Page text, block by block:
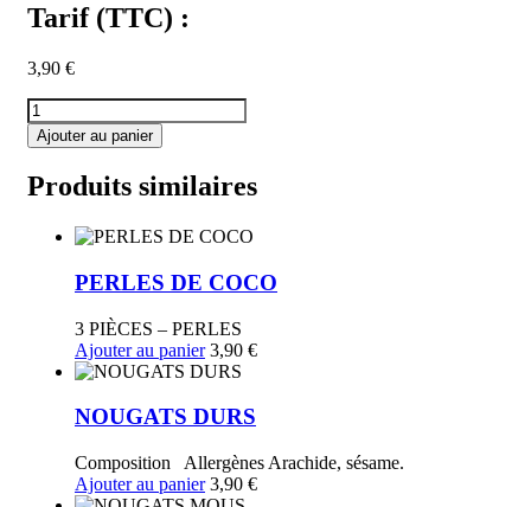
Tarif (TTC) :
3,90 €
quantité
de
GINGEMBRE
CONFIT
Ajouter au panier
Produits similaires
PERLES DE COCO
3 PIÈCES – PERLES
Ajouter au panier 3,90 €
NOUGATS DURS
Composition Allergènes Arachide, sésame.
Ajouter au panier 3,90 €